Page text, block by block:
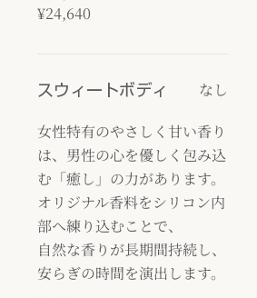
¥24,640
スウィートボディ
なし
女性特有のやさしく甘い香り
は、男性の心を優しく包み込
む「癒し」の力があります。
オリジナル香料をシリコン内
部へ練り込むことで、
自然な香りが長期間持続し、
安らぎの時間を演出します。